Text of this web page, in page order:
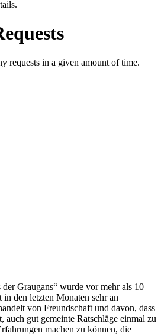
Graugans“ wurde vor mehr als 10
in den letzten Monaten sehr an
von Freundschaft und davon, dass
auch gut gemeinte Ratschläge einmal zu
machen zu können, die